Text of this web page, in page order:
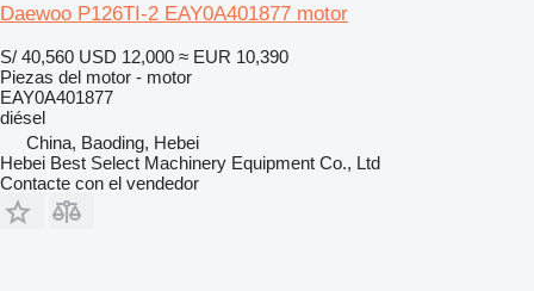
Daewoo P126TI-2 EAY0A401877 motor
S/ 40,560 USD 12,000 ≈ EUR 10,390
Piezas del motor - motor
EAY0A401877
diésel
China, Baoding, Hebei
Hebei Best Select Machinery Equipment Co., Ltd
Contacte con el vendedor